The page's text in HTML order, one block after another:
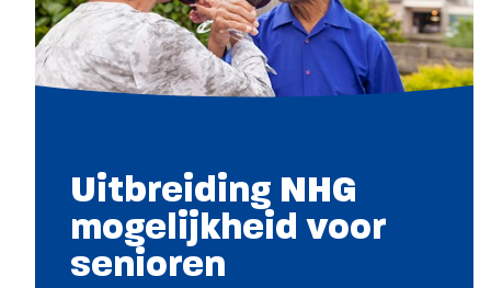
Uitbreiding NHG
mogelijkheid voor
senioren